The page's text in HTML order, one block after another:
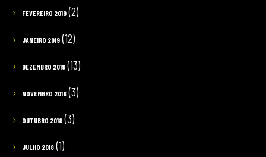
FEVEREIRO 2019(2)
JANEIRO 2019(12)
DEZEMBRO 2018(13)
NOVEMBRO 2018(3)
OUTUBRO 2018(3)
JULHO 2018(1)